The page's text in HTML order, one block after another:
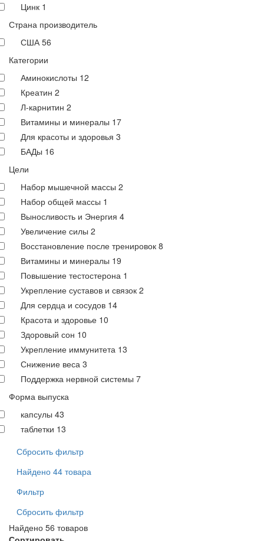
Цинк 1
Страна производитель
США56
Категории
Аминокислоты 12
Креатин 2
Л-карнитин 2
Витамины и минералы 17
Для красоты и здоровья 3
БАДы 16
Цели
Набор мышечной массы 2
Набор общей массы 1
Выносливость и Энергия 4
Увеличение силы 2
Восстановление после тренировок 8
Витамины и минералы 19
Повышение тестостерона 1
Укрепление суставов и связок 2
Для сердца и сосудов 14
Красота и здоровье 10
Здоровый сон 10
Укрепление иммунитета 13
Снижение веса 3
Поддержка нервной системы 7
Форма выпуска
капсулы 43
таблетки 13
Сбросить фильтр
Найдено 44 товара
Фильтр
Сбросить фильтр
Найдено 56 товаров